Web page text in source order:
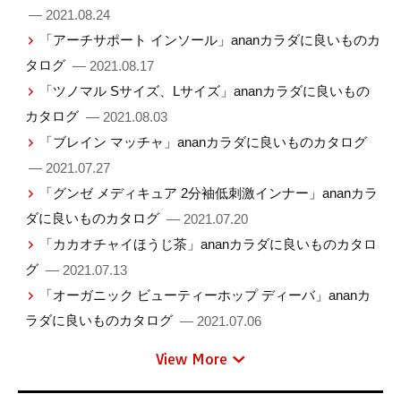
— 2021.08.24
「アーチサポート インソール」ananカラダに良いものカ
タログ — 2021.08.17
「ツノマル Sサイズ、Lサイズ」ananカラダに良いもの
カタログ — 2021.08.03
「ブレイン マッチャ」ananカラダに良いものカタログ
— 2021.07.27
「グンゼ メディキュア 2分袖低刺激インナー」ananカラ
ダに良いものカタログ — 2021.07.20
「カカオチャイほうじ茶」ananカラダに良いものカタロ
グ — 2021.07.13
「オーガニック ビューティーホップ ディーバ」ananカ
ラダに良いものカタログ — 2021.07.06
View More